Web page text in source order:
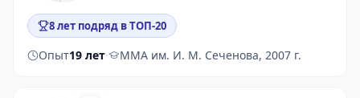
8 лет подряд в ТОП-20
Опыт19 лет· ММА им. И. М. Сеченова, 2007 г.